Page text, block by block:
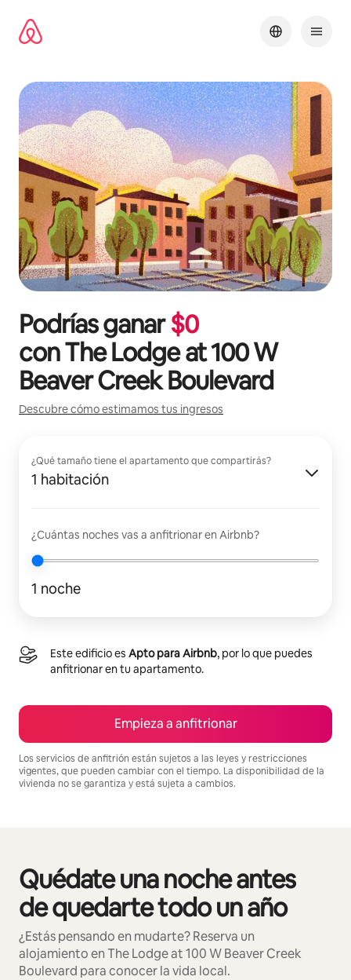
contenido
Podrías ganar$0
conThe Lodge at 100 W
Beaver Creek Boulevard
Descubre cómo estimamos tus ingresos
¿Qué tamaño tiene el apartamento que compartirás?
1 habitación
¿Cuántas noches vas a anfitrionar en Airbnb?
1 noche
Este edificio es Apto para Airbnb, por lo que puedes
anfitrionar en tu apartamento.
Empieza a anfitrionar
Los servicios de anfitrión están sujetos a las leyes y restricciones
vigentes, que pueden cambiar con el tiempo. La disponibilidad de la
vivienda no se garantiza y está sujeta a cambios.
Quédate una noche antes
de quedarte todo un año
¿Estás pensando en mudarte? Reserva un
alojamiento en The Lodge at 100 W Beaver Creek
Boulevard para conocer la vida local.
Se muestran0 de 0 elementos